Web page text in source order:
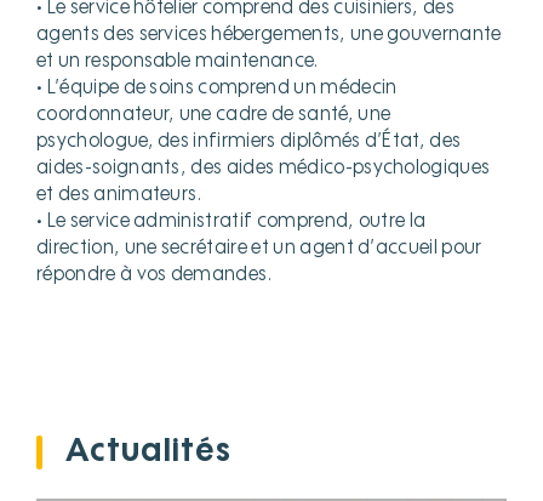
• Le service hôtelier comprend des cuisiniers, des
agents des services hébergements, une gouvernante
et un responsable maintenance.
• L’équipe de soins comprend un médecin
coordonnateur, une cadre de santé, une
psychologue, des infirmiers diplômés d’État, des
aides-soignants, des aides médico-psychologiques
et des animateurs.
• Le service administratif comprend, outre la
direction, une secrétaire et un agent d’accueil pour
répondre à vos demandes.
Actualités